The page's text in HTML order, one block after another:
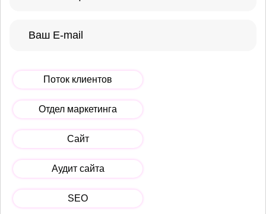
Поток клиентов
Отдел маркетинга
Сайт
Аудит сайта
SEO